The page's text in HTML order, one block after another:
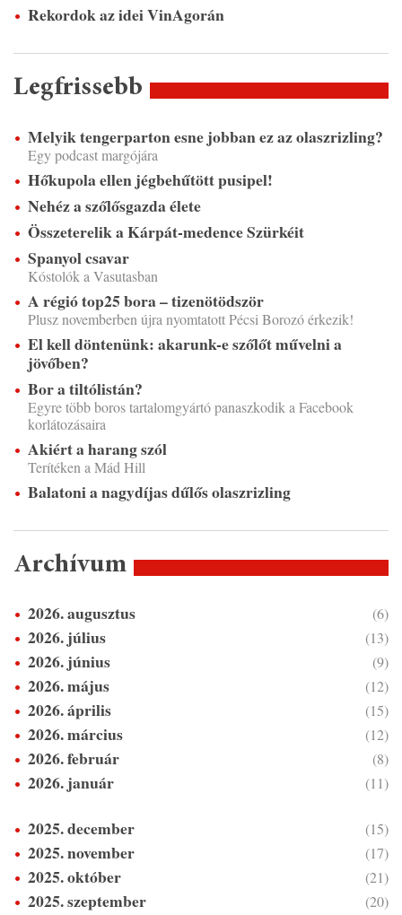
Rekordok az idei VinAgorán
Legfrissebb
Melyik tengerparton esne jobban ez az olaszrizling?
Egy podcast margójára
Hőkupola ellen jégbehűtött pusipel!
Nehéz a szőlősgazda élete
Összeterelik a Kárpát-medence Szürkéit
Spanyol csavar
Kóstolók a Vasutasban
A régió top25 bora – tizenötödször
Plusz novemberben újra nyomtatott Pécsi Borozó érkezik!
El kell döntenünk: akarunk-e szőlőt művelni a
jövőben?
Bor a tiltólistán?
Egyre több boros tartalomgyártó panaszkodik a Facebook
korlátozásaira
Akiért a harang szól
Terítéken a Mád Hill
Balatoni a nagydíjas dűlős olaszrizling
Archívum
2026. augusztus (6)
2026. július (13)
2026. június (9)
2026. május (12)
2026. április (15)
2026. március (12)
2026. február (8)
2026. január (11)
2025. december (15)
2025. november (17)
2025. október (21)
2025. szeptember (20)